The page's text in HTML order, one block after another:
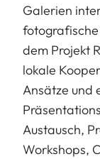
Galerien
dem Projekt
lokale
Ansätze und
Austausch,
Workshops,